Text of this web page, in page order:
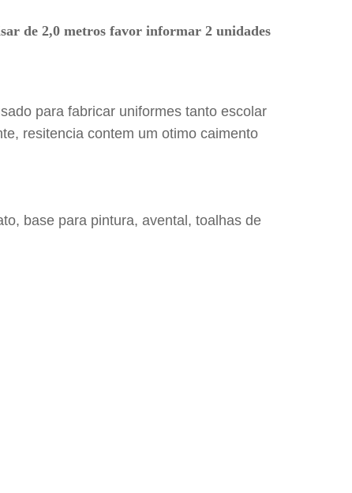
de 2,0 metros favor informar 2 unidades
para fabricar uniformes tanto escolar
resitencia contem um otimo caimento
base para pintura, avental, toalhas de